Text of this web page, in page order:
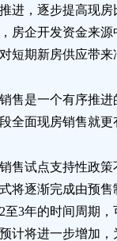
进，逐步提高现
房企开发资金来
短期新房供应带
售是一个有序推
全面现房销售就
售试点支持性政
将逐渐完成由预
3年的时间周期
计将进一步增加